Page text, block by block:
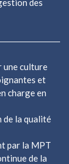
des
une culture
et
charge en
de la qualité
par la MPT
de la